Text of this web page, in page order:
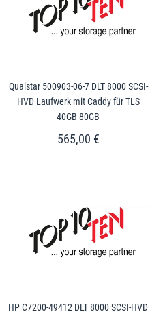
Qualstar 500903-06-7 DLT 8000 SCSI-
HVD Laufwerk mit Caddy für TLS
40GB 80GB
565,00 €
HP C7200-49412 DLT 8000 SCSI-HVD